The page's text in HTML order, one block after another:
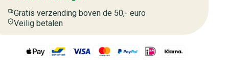
Gratis verzending boven de 50,- euro
Veilig betalen